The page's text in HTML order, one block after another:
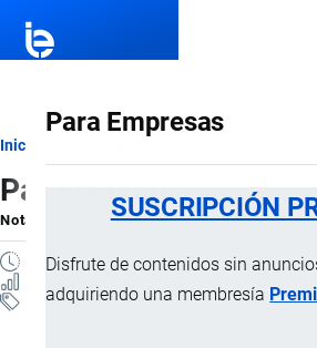
Para Empresas
SUSCRIPCIÓN
Disfrute de contenidos sin
adquiriendo una membresía
Ruta
de
navegación
Inicio
Partida 80.03
Nota ExplicativaporImportaciones …, 21
1 MINUTO
Notas Explicativas